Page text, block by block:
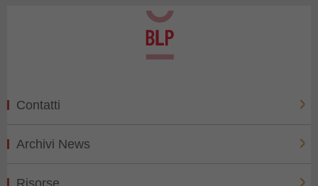
Contatti
Archivi News